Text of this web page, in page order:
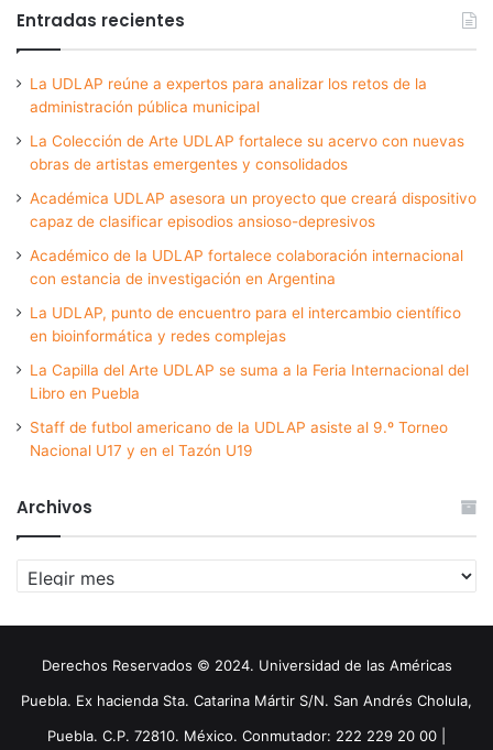
Entradas recientes
La UDLAP reúne a expertos para analizar los retos de la
administración pública municipal
La Colección de Arte UDLAP fortalece su acervo con nuevas
obras de artistas emergentes y consolidados
Académica UDLAP asesora un proyecto que creará dispositivo
capaz de clasificar episodios ansioso-depresivos
Académico de la UDLAP fortalece colaboración internacional
con estancia de investigación en Argentina
La UDLAP, punto de encuentro para el intercambio científico
en bioinformática y redes complejas
La Capilla del Arte UDLAP se suma a la Feria Internacional del
Libro en Puebla
Staff de futbol americano de la UDLAP asiste al 9.º Torneo
Nacional U17 y en el Tazón U19
Archivos
Archivos
Derechos Reservados © 2024. Universidad de las Américas
Puebla. Ex hacienda Sta. Catarina Mártir S/N. San Andrés Cholula,
Puebla. C.P. 72810. México. Conmutador: 222 229 20 00 |